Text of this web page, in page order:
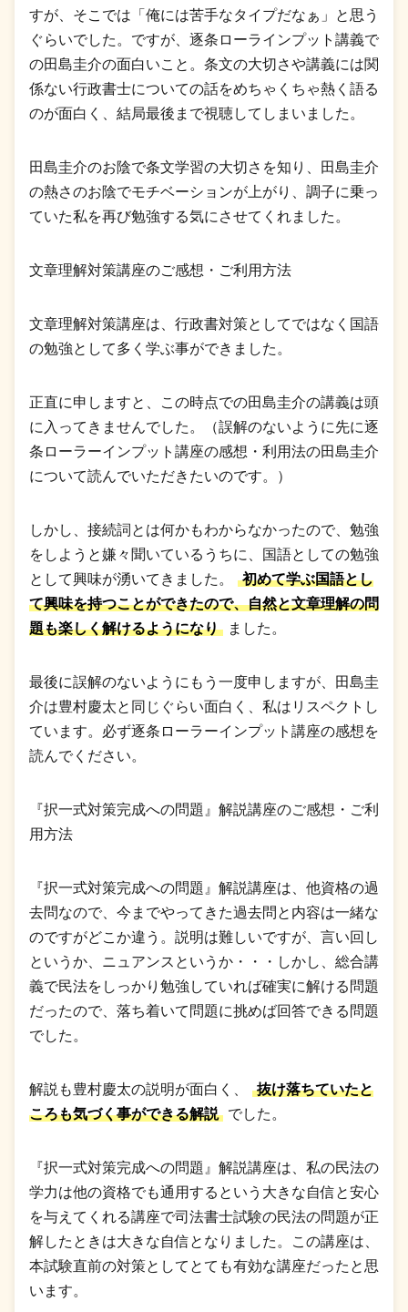
すが、そこでは「俺には苦手なタイプだなぁ」と思う
ぐらいでした。ですが、逐条ローラインプット講義で
の田島圭介の面白いこと。条文の大切さや講義には関
係ない行政書士についての話をめちゃくちゃ熱く語る
のが面白く、結局最後まで視聴してしまいました。
田島圭介のお陰で条文学習の大切さを知り、田島圭介
の熱さのお陰でモチベーションが上がり、調子に乗っ
ていた私を再び勉強する気にさせてくれました。
文章理解対策講座のご感想・ご利用方法
文章理解対策講座は、行政書対策としてではなく国語
の勉強として多く学ぶ事ができました。
正直に申しますと、この時点での田島圭介の講義は頭
に入ってきませんでした。（誤解のないように先に逐
条ローラーインプット講座の感想・利用法の田島圭介
について読んでいただきたいのです。）
しかし、接続詞とは何かもわからなかったので、勉強
をしようと嫌々聞いているうちに、国語としての勉強
として興味が湧いてきました。
初めて学ぶ国語とし
て興味を持つことができたので、自然と文章理解の問
題も楽しく解けるようになり
ました。
最後に誤解のないようにもう一度申しますが、田島圭
介は豊村慶太と同じぐらい面白く、私はリスペクトし
ています。必ず逐条ローラーインプット講座の感想を
読んでください。
『択一式対策完成への問題』解説講座のご感想・ご利
用方法
『択一式対策完成への問題』解説講座は、他資格の過
去問なので、今までやってきた過去問と内容は一緒な
のですがどこか違う。説明は難しいですが、言い回し
というか、ニュアンスというか・・・しかし、総合講
義で民法をしっかり勉強していれば確実に解ける問題
だったので、落ち着いて問題に挑めば回答できる問題
でした。
解説も豊村慶太の説明が面白く、
抜け落ちていたと
ころも気づく事ができる解説
でした。
『択一式対策完成への問題』解説講座は、私の民法の
学力は他の資格でも通用するという大きな自信と安心
を与えてくれる講座で司法書士試験の民法の問題が正
解したときは大きな自信となりました。この講座は、
本試験直前の対策としてとても有効な講座だったと思
います。